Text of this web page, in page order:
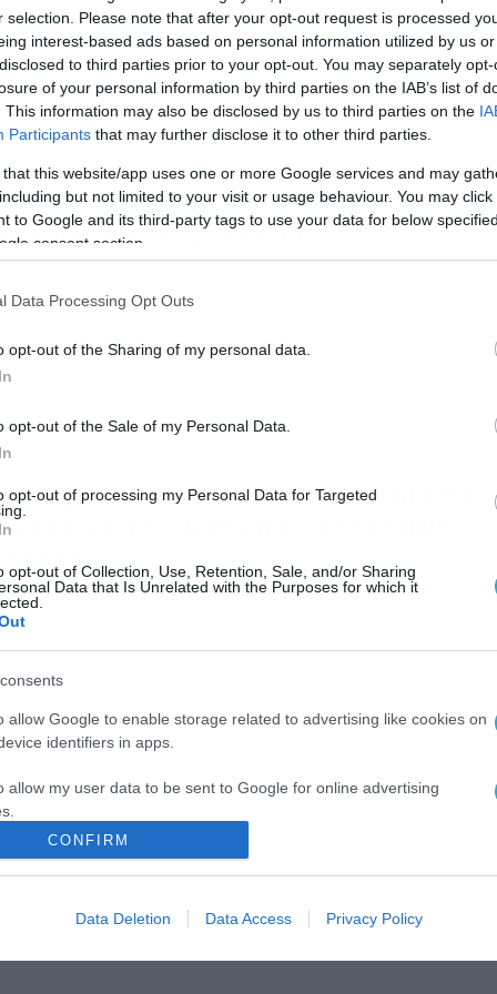
selection. Please note that after your opt-out request is processed
interest-based ads based on personal information utilized by us
to third parties prior to your opt-out. You may separately
of your personal information by third parties on the IAB’s list of
This information may also be disclosed by us to third parties on the
Participants that may further disclose it to other third parties.
that this website/app uses one or more Google services and may
but not limited to your visit or usage behaviour. You may
to Google and its third-party tags to use your data for below
consent section.
Data Processing Opt Outs
opt-out of the Sharing of my personal data.
opt-out of the Sale of my Personal Data.
opt-out of processing my Personal Data for Targeted
opt-out of Collection, Use, Retention, Sale, and/or Sharing
Data that Is Unrelated with the Purposes for which it
allow Google to enable storage related to advertising like cookies on
identifiers in apps.
allow my user data to be sent to Google for online advertising
allow Google to send me personalized advertising.
allow Google to enable storage related to analytics like cookies on
CONFIRM
Data Deletion Data Access Privacy Policy
12/2020 08:30
μακάκες κάνουν βουτιές από
σε ποτάμι (video)
βουτάνε σε ποτάμι από ύψος 30 μέτρων στο πάρκο της
Το βίντεο κάνει το γύρο του κόσμου και συγκεντρώνει
Likes και Share στο Facebook. Οι μακάκες ανεβαίνουν
δέντρα και βουτάνε στο νερό από μεγάλα ύψη για να
στην απέναντι όχθη […]
2020
σπίτι τους από διακοπές
εκείνο τελούσε υπό… κατάληψη
(video)
έπαθε μια οικογένεια που έλειψε ένα Σαββατοκύριακο από
της. Δεν πίστευε στα μάτια της μια οικογένεια, που
έπαθαν σοκ όταν επέστρεψαν, είδαν το σπίτι τους
κτίσμα […]